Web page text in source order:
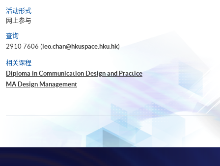
活动形式
网上参与
查询
2910 7606 (leo.chan@hkuspace.hku.hk)
相关课程
Diploma in Communication Design and Practice
MA Design Management